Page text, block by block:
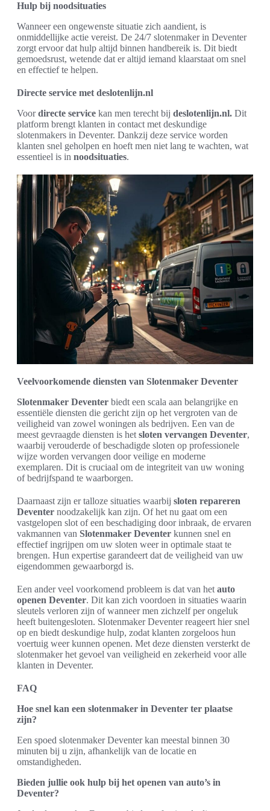
Hulp bij noodsituaties
Wanneer een ongewenste situatie zich aandient, is
onmiddellijke actie vereist. De 24/7 slotenmaker in Deventer
zorgt ervoor dat hulp altijd binnen handbereik is. Dit biedt
gemoedsrust, wetende dat er altijd iemand klaarstaat om snel
en effectief te helpen.
Directe service met deslotenlijn.nl
Voordirecte service kan men terecht bij deslotenlijn.nl. Dit
platform brengt klanten in contact met deskundige
slotenmakers in Deventer. Dankzij deze service worden
klanten snel geholpen en hoeft men niet lang te wachten, wat
essentieel is in noodsituaties.
Veelvoorkomende diensten van Slotenmaker Deventer
Slotenmaker Deventer biedt een scala aan belangrijke en
essentiële diensten die gericht zijn op het vergroten van de
veiligheid van zowel woningen als bedrijven. Een van de
meest gevraagde diensten is het sloten vervangen Deventer,
waarbij verouderde of beschadigde sloten op professionele
wijze worden vervangen door veilige en moderne
exemplaren. Dit is cruciaal om de integriteit van uw woning
of bedrijfspand te waarborgen.
Daarnaast zijn er talloze situaties waarbij sloten repareren
Deventer noodzakelijk kan zijn. Of het nu gaat om een
vastgelopen slot of een beschadiging door inbraak, de ervaren
vakmannen van Slotenmaker Deventer kunnen snel en
effectief ingrijpen om uw sloten weer in optimale staat te
brengen. Hun expertise garandeert dat de veiligheid van uw
eigendommen gewaarborgd is.
Een ander veel voorkomend probleem is dat van het auto
openen Deventer. Dit kan zich voordoen in situaties waarin
sleutels verloren zijn of wanneer men zichzelf per ongeluk
heeft buitengesloten. Slotenmaker Deventer reageert hier snel
op en biedt deskundige hulp, zodat klanten zorgeloos hun
voertuig weer kunnen openen. Met deze diensten versterkt de
slotenmaker het gevoel van veiligheid en zekerheid voor alle
klanten in Deventer.
FAQ
Hoe snel kan een slotenmaker in Deventer ter plaatse
zijn?
Een spoed slotenmaker Deventer kan meestal binnen 30
minuten bij u zijn, afhankelijk van de locatie en
omstandigheden.
Bieden jullie ook hulp bij het openen van auto’s in
Deventer?